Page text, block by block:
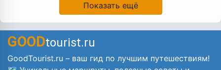
Показать ещё
GOODtourist.ru
GoodTourist.ru – ваш гид по лучшим путешествиям!